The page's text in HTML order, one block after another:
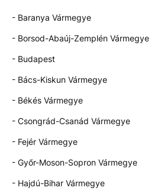
- Baranya Vármegye
- Borsod-Abaúj-Zemplén Vármegye
- Budapest
- Bács-Kiskun Vármegye
- Békés Vármegye
- Csongrád-Csanád Vármegye
- Fejér Vármegye
- Győr-Moson-Sopron Vármegye
- Hajdú-Bihar Vármegye